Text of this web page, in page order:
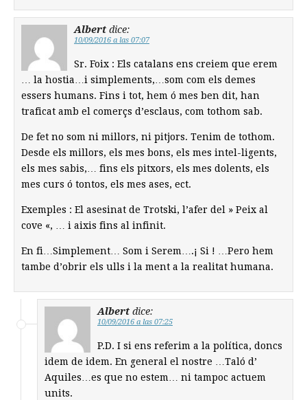
Albert dice:
10/09/2016 a las 07:07
Sr. Foix : Els catalans ens creiem que erem
… la hostia…i simplements,…som com els demes
essers humans. Fins i tot, hem ó mes ben dit, han
traficat amb el comerçs d’esclaus, com tothom sab.
De fet no som ni millors, ni pitjors. Tenim de tothom.
Desde els millors, els mes bons, els mes intel-ligents,
els mes sabis,… fins els pitxors, els mes dolents, els
mes curs ó tontos, els mes ases, ect.
Exemples : El asesinat de Trotski, l’afer del » Peix al
cove «, … i aixis fins al infinit.
En fi…Simplement… Som i Serem….¡ Si ! …Pero hem
tambe d’obrir els ulls i la ment a la realitat humana.
Albert dice:
10/09/2016 a las 07:25
P.D. I si ens referim a la política, doncs
idem de idem. En general el nostre …Taló d’
Aquiles…es que no estem… ni tampoc actuem
units.